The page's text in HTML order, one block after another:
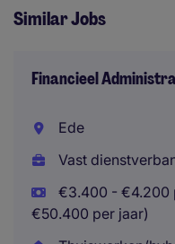
Similar Jobs
Financieel
Ede
Vast
€3.400 - €4.200
€50.400 per jaar)